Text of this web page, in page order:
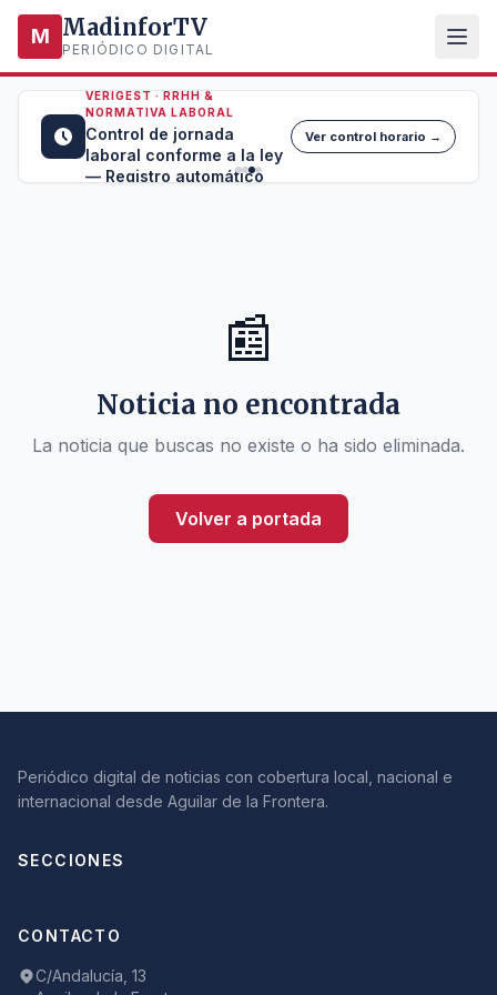
M MadinforTV
PERIÓDICO DIGITAL
VERIGEST · RRHH &
NORMATIVA LABORAL
Control de jornada
laboral conforme a la ley
— Registro automático
Ver control horario →
📰
Noticia no encontrada
La noticia que buscas no existe o ha sido eliminada.
Volver a portada
Periódico digital de noticias con cobertura local, nacional e
internacional desde Aguilar de la Frontera.
SECCIONES
CONTACTO
C/Andalucía, 13